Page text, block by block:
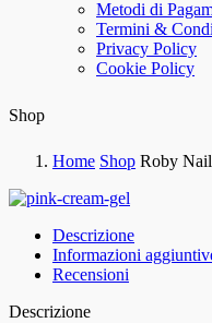
Metodi di
Termini &
Privacy Policy
Cookie Policy
Shop
Home Shop Roby
Descrizione
Informazioni
Recensioni
Descrizione